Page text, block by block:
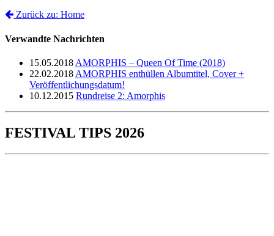
Zurück zu: Home
Verwandte Nachrichten
15.05.2018 AMORPHIS – Queen Of Time (2018)
22.02.2018 AMORPHIS enthüllen Albumtitel, Cover +
Veröffentlichungsdatum!
10.12.2015 Rundreise 2: Amorphis
FESTIVAL TIPS 2026